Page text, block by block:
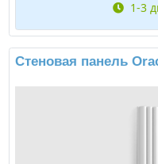
1-3
Стеновая панель